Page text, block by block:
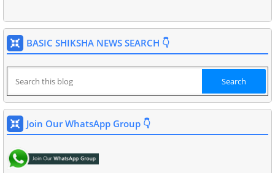
BASIC SHIKSHA NEWS SEARCH 👇
Join Our WhatsApp Group 👇